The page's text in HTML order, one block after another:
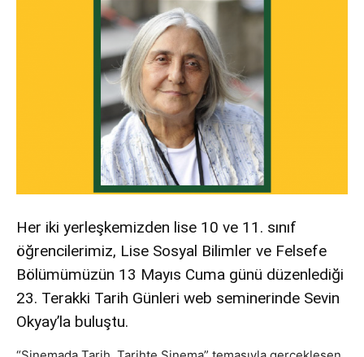
Her iki yerleşkemizden lise 10 ve 11. sınıf
öğrencilerimiz, Lise Sosyal Bilimler ve Felsefe
Bölümümüzün 13 Mayıs Cuma günü düzenlediği
23. Terakki Tarih Günleri web seminerinde Sevin
Okyay’la buluştu.